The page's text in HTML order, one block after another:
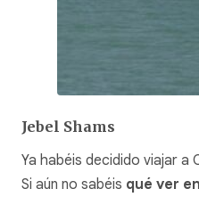
Jebel Shams
Ya habéis decidido viajar a
Si aún no sabéis qué ver